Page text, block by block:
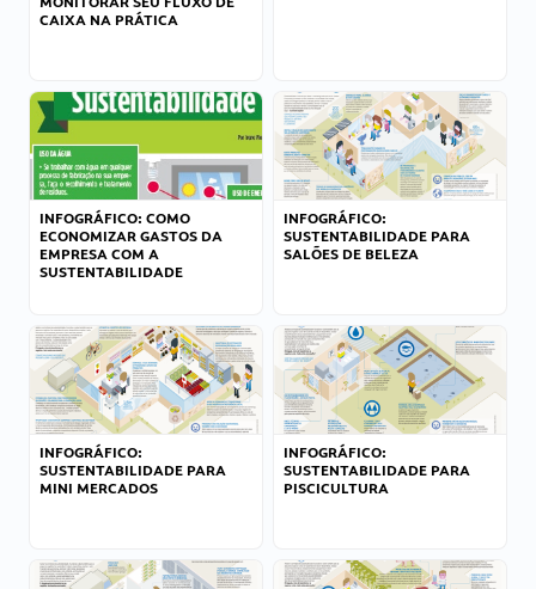
CAIXA NA PRÁTICA
INFOGRÁFICO: COMO
ECONOMIZAR GASTOS DA
EMPRESA COM A
SUSTENTABILIDADE
INFOGRÁFICO:
SUSTENTABILIDADE PARA
SALÕES DE BELEZA
INFOGRÁFICO:
SUSTENTABILIDADE PARA
MINI MERCADOS
INFOGRÁFICO:
SUSTENTABILIDADE PARA
PISCICULTURA